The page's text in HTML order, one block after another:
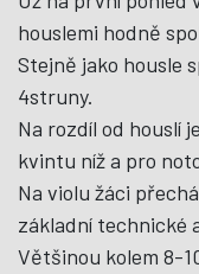
houslemi hodně
Stejně jako housle
4struny.
Na rozdíl od houslí
kvintu níž a pro
Na violu žáci
základní technické
Většinou kolem 8-